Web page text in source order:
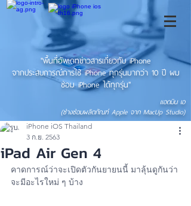
"พื้นที่อัพเดทข่าวสารเกี่ยวกับ iPhone
จากประสบการณ์การใช้ iPhone ทุกรุ่นมากว่า 10 ปี ผม
ซ่อม iPhone ได้ทุกรุ่น"
แอดมิน เอ
(ช่างซ่อมผลิตภัณฑ์ Apple จาก MacUp Studio)
iPad Air Gen 4
iPhone iOS Thailand
3 ก.ย. 2563
คาดการณ์ว่าจะเปิดตัวกันยายนนี้ มาลุ้นดูกันว่า
จะมีอะไรใหม่ ๆ บ้าง